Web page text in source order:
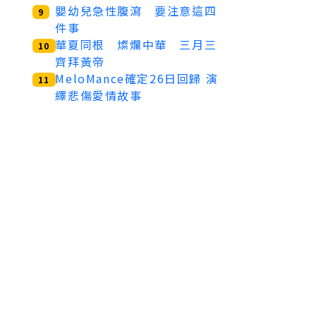
9
嬰幼兒急性腹瀉 要注意這四
件事
10 華夏同根 燦爛中華 三月三
齊拜黃帝
11
MeloMance確定26日回歸 演
繹悲傷愛情故事